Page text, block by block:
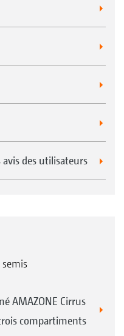
avis des utilisateurs
AMAZONE Cirrus
compartiments